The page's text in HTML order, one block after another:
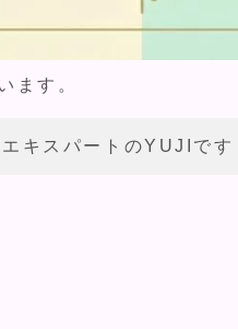
ます。
キスパートのYUJIです